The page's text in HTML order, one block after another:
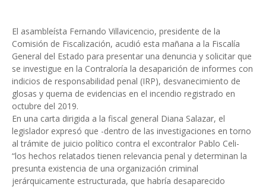
El asambleísta Fernando Villavicencio, presidente de la
Comisión de Fiscalización, acudió esta mañana a la Fiscalía
General del Estado para presentar una denuncia y solicitar que
se investigue en la Contraloría la desaparición de informes con
indicios de responsabilidad penal (IRP), desvanecimiento de
glosas y quema de evidencias en el incendio registrado en
octubre del 2019.
En una carta dirigida a la fiscal general Diana Salazar, el
legislador expresó que -dentro de las investigaciones en torno
al trámite de juicio político contra el excontralor Pablo Celi-
“los hechos relatados tienen relevancia penal y determinan la
presunta existencia de una organización criminal
jerárquicamente estructurada, que habría desaparecido